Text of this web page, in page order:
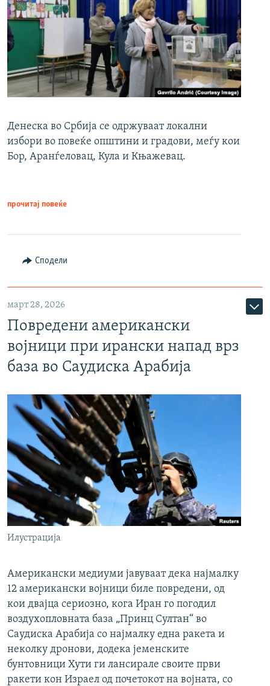
Денеска во Србија се одржуваат локални
избори во повеќе општини и градови, меѓу кои
Бор, Аранѓеловац, Кула и Књажевац.
прочитај повеќе
Сподели
март 28, 2026
Повредени американски
војници при ирански напад врз
база во Саудиска Арабија
Илустрација
Американски медиуми јавуваат дека најмалку
12 американски војници биле повредени, од
кои двајца сериозно, кога Иран го погодил
воздухопловната база „Принц Султан“ во
Саудиска Арабија со најмалку една ракета и
неколку дронови, додека јеменските
бунтовници Хути ги лансирале своите први
ракети кон Израел од почетокот на војната, со